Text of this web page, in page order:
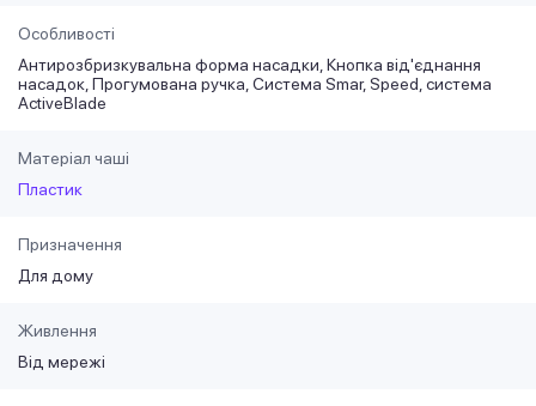
Особливості
Антирозбризкувальна форма насадки, Кнопка від'єднання
насадок, Прогумована ручка, Система Smar, Speed, система
ActiveBlade
Матеріал чаші
Пластик
Призначення
Для дому
Живлення
Від мережі